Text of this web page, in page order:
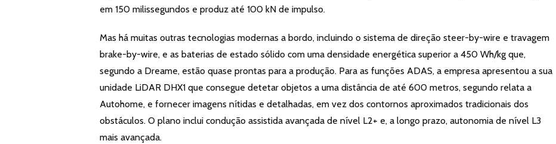
em 150 milissegundos e produz até 100 kN de impulso.
Mas há muitas outras tecnologias modernas a bordo, incluindo o sistema de direção steer-by-wire e travagem
brake-by-wire, e as baterias de estado sólido com uma densidade energética superior a 450 Wh/kg que,
segundo a Dreame, estão quase prontas para a produção. Para as funções ADAS, a empresa apresentou a sua
unidade LiDAR DHX1 que consegue detetar objetos a uma distância de até 600 metros, segundo relata a
Autohome, e fornecer imagens nítidas e detalhadas, em vez dos contornos aproximados tradicionais dos
obstáculos. O plano inclui condução assistida avançada de nível L2+ e, a longo prazo, autonomia de nível L3
mais avançada.